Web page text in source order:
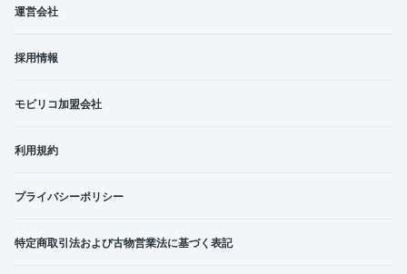
運営会社
採用情報
モビリコ加盟会社
利用規約
プライバシーポリシー
特定商取引法および古物営業法に基づく表記